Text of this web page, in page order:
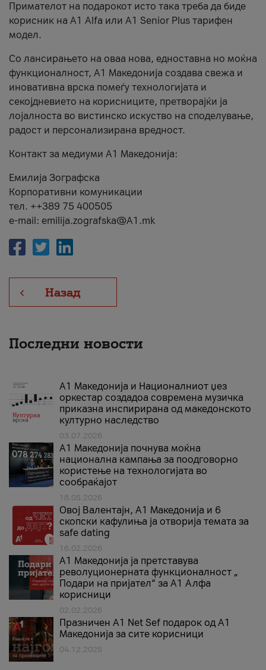
Примателот на подарокот исто така треба да биде
корисник на А1 Alfa или A1 Senior Plus тарифен
модел.
Со лансирањето на оваа нова, едноставна но моќна
функционалност, А1 Македонија создава свежа и
иновативна врска помеѓу технологијата и
секојдневието на корисниците, претворајќи ја
лојалноста во вистинско искуство на споделување,
радост и персонализирана вредност.
Контакт за медиуми А1 Македонија:
Емилија Зографска
Корпоративни комуникации
тел. ++389 75 400505
e-mail: emilija.zografska@A1.mk
Назад
Последни новости
А1 Македонија и Националниот џез
оркестар создадоа современа музичка
приказна инспирирана од македонското
културно наследство
03.07.2026
A1 Македонија почнува моќна
национална кампања за поодговорно
користење на технологијата во
сообраќајот
18.05.2026
Овој Валентајн, A1 Македонија и 6
скопски кафулиња ја отворија темата за
safe dating
16.02.2026
А1 Македонија ја претставува
револуционерната функционалност „
Подари на пријател“ за А1 Алфа
корисници
02.02.2026
Празничен A1 Net Sеf подарок од А1
Македонија за сите корисници
04.12.2025